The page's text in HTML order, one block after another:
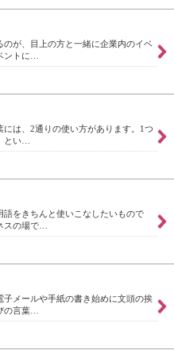
のが、目上の方と一緒に企業内のイベ
ントに…
には、2通りの使い方があります。1つ
とい…
語をきちんと使いこなしたいもので
スの場で…
子メールや手紙の書き始めに文頭の挨
の言葉…